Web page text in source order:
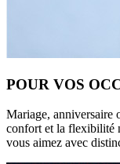
POUR VOS
Mariage, anniversaire
confort et la flexibilité
vous aimez avec